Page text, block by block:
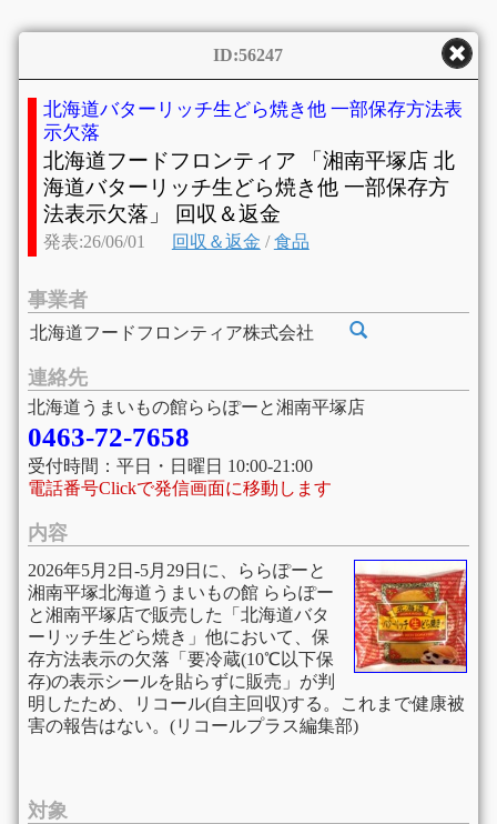
ID:56247
北海道バターリッチ生どら焼き他 一部保存方法表
示欠落
北海道フードフロンティア 「湘南平塚店 北
海道バターリッチ生どら焼き他 一部保存方
法表示欠落」 回収＆返金
発表:26/06/01 回収＆返金 /食品
事業者
北海道フードフロンティア株式会社
連絡先
北海道うまいもの館ららぽーと湘南平塚店
0463-72-7658
受付時間：平日・日曜日 10:00-21:00
電話番号Clickで発信画面に移動します
内容
2026年5月2日-5月29日に、ららぽーと
湘南平塚北海道うまいもの館 ららぽー
と湘南平塚店で販売した「北海道バタ
ーリッチ生どら焼き」他において、保
存方法表示の欠落「要冷蔵(10℃以下保
存)の表示シールを貼らずに販売」が判
明したため、リコール(自主回収)する。これまで健康被
害の報告はない。(リコールプラス編集部)
対象